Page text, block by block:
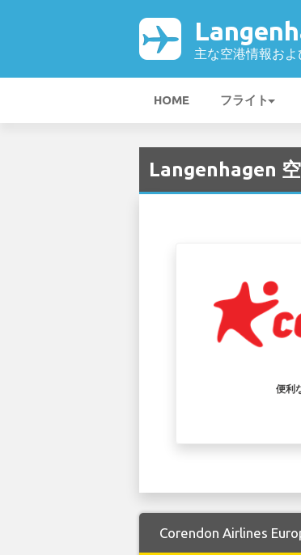
主な空港情報およ
HOME フライト
Langenhagen
便利
Corendon Airlines